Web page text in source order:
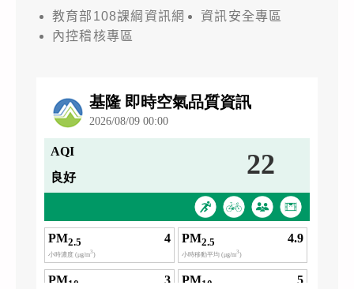
教育部108課綱資訊網
資訊安全專區
內控稽核專區